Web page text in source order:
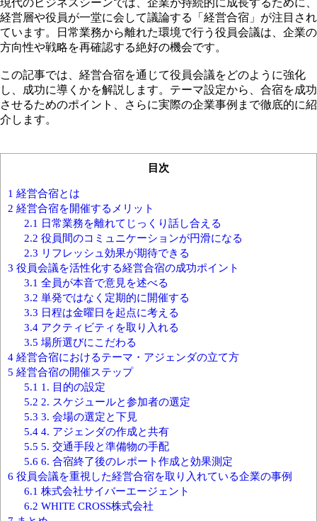
現代のビジネスシーンでは、企業が持続的に成長するために、
経営層や役員が一堂に会して議論する「経営合宿」が注目され
ています。日常業務から離れた環境で行う役員会議は、企業の
方向性や戦略を再確認する絶好の機会です。
この記事では、経営合宿を通じて役員会議をどのように強化
し、成功に導くかを解説します。テーマ設定から、合宿を成功
させるためのポイント、さらに実際の企業事例まで徹底的に紹
介します。
目次
1 経営合宿とは
2 経営合宿を開催するメリット
2.1 日常業務を離れてじっくり話し合える
2.2 役員間のコミュニケーションが円滑になる
2.3 リフレッシュ効果が期待できる
3 役員会議を活性化する経営合宿の成功ポイント
3.1 全員が本音で意見を述べる
3.2 単発ではなく定期的に開催する
3.3 日程は金曜日を起点に考える
3.4アクティビティを取り入れる
3.5 場所選びにこだわる
4 経営合宿におけるテーマ・アジェンダの立て方
5 経営合宿の開催ステップ
5.1 1. 目的の設定
5.2 2. スケジュールと参加者の選定
5.3 3. 会場の選定と下見
5.44. アジェンダの作成と共有
5.5 5. 交通手段と準備物の手配
5.6 6. 合宿終了後のレポート作成と効果測定
6 役員会議を重視した経営合宿を取り入れている企業の事例
6.1 株式会社サイバーエージェント
6.2 WHITE CROSS株式会社